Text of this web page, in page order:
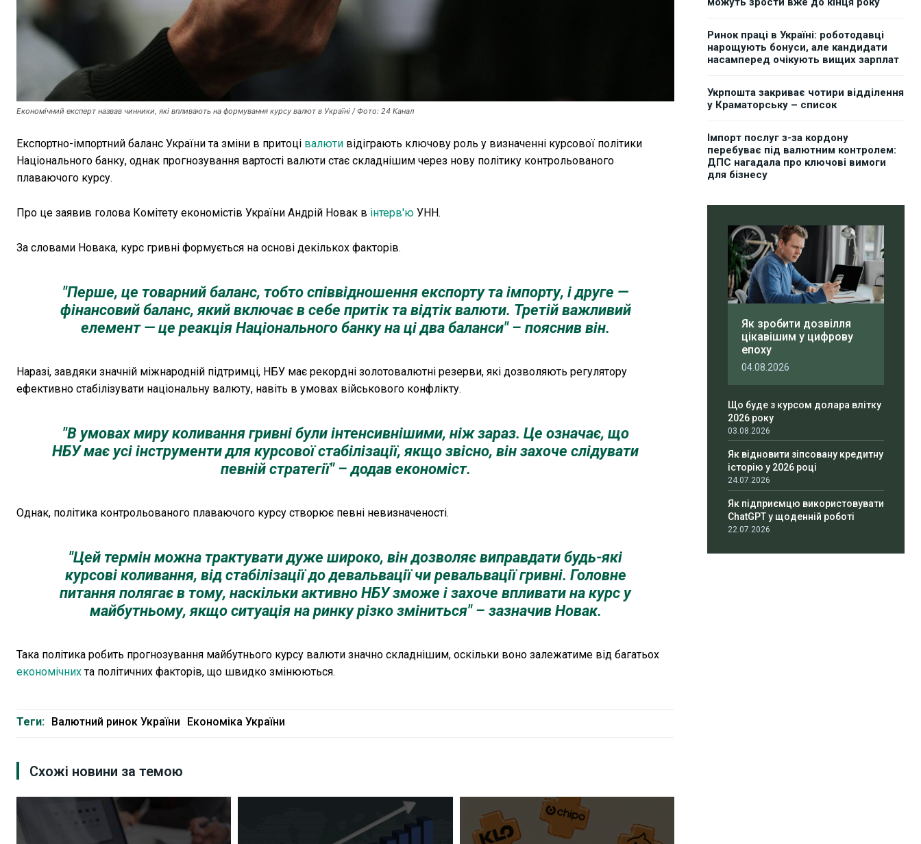
Економічний експерт назвав чинники, які впливають на формування курсу валют в Україні / Фото: 24 Канал
Експортно-імпортний баланс України та зміни в притоці валюти відіграють ключову роль у визначенні курсової політики
Національного банку, однак прогнозування вартості валюти стає складнішим через нову політику контрольованого
плаваючого курсу.
Про це заявив голова Комітету економістів України Андрій Новак в інтерв'ю УНН.
За словами Новака, курс гривні формується на основі декількох факторів.
"Перше, це товарний баланс, тобто співвідношення експорту та імпорту, і друге —
фінансовий баланс, який включає в себе притік та відтік валюти. Третій важливий
елемент — це реакція Національного банку на ці два баланси" – пояснив він.
Наразі, завдяки значній міжнародній підтримці, НБУ має рекордні золотовалютні резерви, які дозволяють регулятору
ефективно стабілізувати національну валюту, навіть в умовах військового конфлікту.
"В умовах миру коливання гривні були інтенсивнішими, ніж зараз. Це означає, що
НБУ має усі інструменти для курсової стабілізації, якщо звісно, він захоче слідувати
певній стратегії" – додав економіст.
Однак, політика контрольованого плаваючого курсу створює певні невизначеності.
"Цей термін можна трактувати дуже широко, він дозволяє виправдати будь-які
курсові коливання, від стабілізації до девальвації чи ревальвації гривні. Головне
питання полягає в тому, наскільки активно НБУ зможе і захоче впливати на курс у
майбутньому, якщо ситуація на ринку різко зміниться" – зазначив Новак.
Така політика робить прогнозування майбутнього курсу валюти значно складнішим, оскільки воно залежатиме від багатьох
економічнихта політичних факторів, що швидко змінюються.
Теги: Валютний ринок України Економіка України
Схожі новини за темою
Ринок праці в Україні: роботодавці
нарощують бонуси, але кандидати
насамперед очікують вищих зарплат
Укрпошта закриває чотири відділення
у Краматорську – список
Імпорт послуг з-за кордону
перебуває під валютним контролем:
ДПС нагадала про ключові вимоги
для бізнесу
Як зробити дозвілля
цікавішим у цифрову
епоху
04.08.2026
Що буде з курсом долара влітку
2026 року
03.08.2026
Як відновити зіпсовану кредитну
історію у 2026 році
24.07.2026
Як підприємцю використовувати
ChatGPT у щоденній роботі
22.07.2026